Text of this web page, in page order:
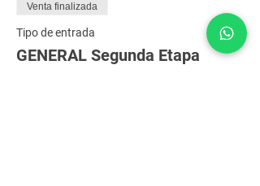
Venta finalizada
Tipo de entrada
GENERAL Segunda Etapa